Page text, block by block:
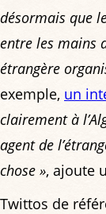
désormais que
entre les mains
étrangère
exemple, un
clairement à
agent de
chose », ajoute
Twittos de